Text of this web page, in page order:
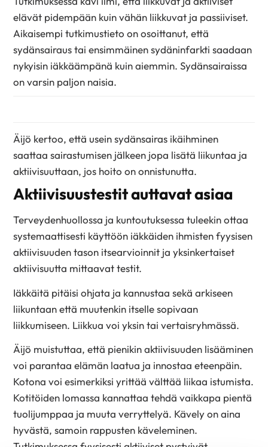
elävät pidempään kuin vähän liikkuvat ja passiiviset.
Aikaisempi tutkimustieto on osoittanut, että
sydänsairaus tai ensimmäinen sydäninfarkti saadaan
nykyisin iäkkäämpänä kuin aiemmin. Sydänsairaissa
on varsin paljon naisia.
Äijö kertoo, että usein sydänsairas ikäihminen
saattaa sairastumisen jälkeen jopa lisätä liikuntaa ja
aktiivisuuttaan, jos hoito on onnistunutta.
Aktiivisuustestit auttavat asiaa
Terveydenhuollossa ja kuntoutuksessa tuleekin ottaa
systemaattisesti käyttöön iäkkäiden ihmisten fyysisen
aktiivisuuden tason itsearvioinnit ja yksinkertaiset
aktiivisuutta mittaavat testit.
Iäkkäitä pitäisi ohjata ja kannustaa sekä arkiseen
liikuntaan että muutenkin itselle sopivaan
liikkumiseen. Liikkua voi yksin tai vertaisryhmässä.
Äijö muistuttaa, että pienikin aktiivisuuden lisääminen
voi parantaa elämän laatua ja innostaa eteenpäin.
Kotona voi esimerkiksi yrittää välttää liikaa istumista.
Kotitöiden lomassa kannattaa tehdä vaikkapa pientä
tuolijumppaa ja muuta verryttelyä. Kävely on aina
hyvästä, samoin rappusten käveleminen.